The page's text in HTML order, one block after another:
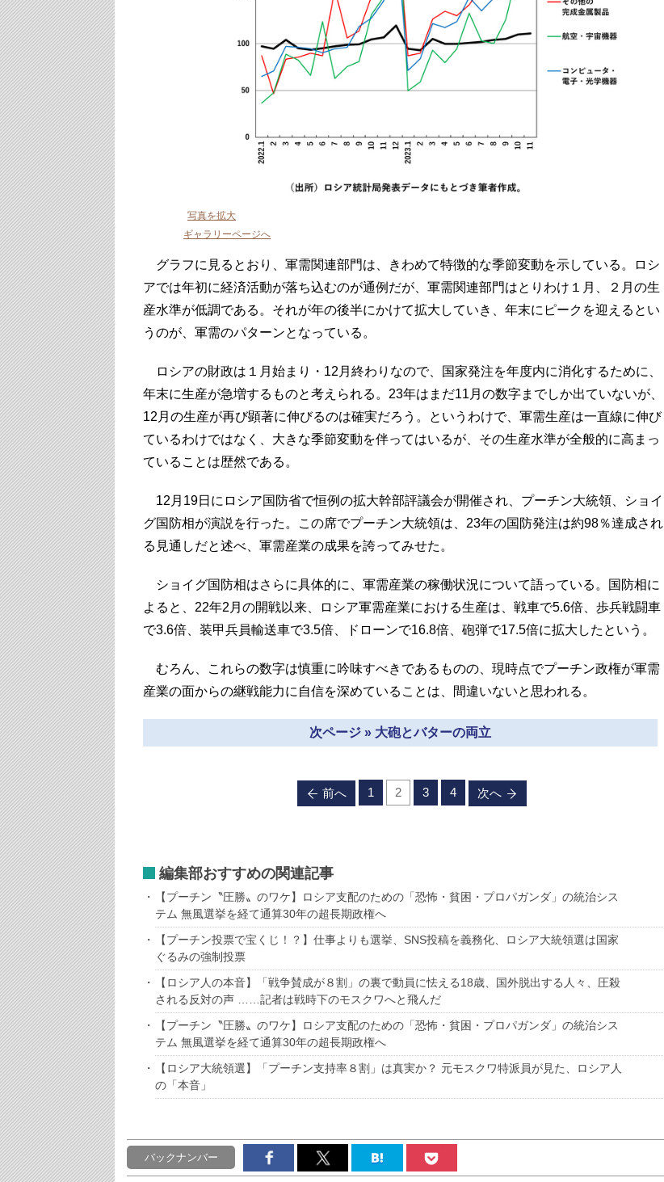
写真を拡大
ギャラリーページへ
グラフに見るとおり、軍需関連部門は、きわめて特徴的な季節変動を示している。ロシ
アでは年初に経済活動が落ち込むのが通例だが、軍需関連部門はとりわけ１月、２月の生
産水準が低調である。それが年の後半にかけて拡大していき、年末にピークを迎えるとい
うのが、軍需のパターンとなっている。
ロシアの財政は１月始まり・12月終わりなので、国家発注を年度内に消化するために、
年末に生産が急増するものと考えられる。23年はまだ11月の数字までしか出ていないが、
12月の生産が再び顕著に伸びるのは確実だろう。というわけで、軍需生産は一直線に伸び
ているわけではなく、大きな季節変動を伴ってはいるが、その生産水準が全般的に高まっ
ていることは歴然である。
12月19日にロシア国防省で恒例の拡大幹部評議会が開催され、プーチン大統領、ショイ
グ国防相が演説を行った。この席でプーチン大統領は、23年の国防発注は約98％達成され
る見通しだと述べ、軍需産業の成果を誇ってみせた。
ショイグ国防相はさらに具体的に、軍需産業の稼働状況について語っている。国防相に
よると、22年2月の開戦以来、ロシア軍需産業における生産は、戦車で5.6倍、歩兵戦闘車
で3.6倍、装甲兵員輸送車で3.5倍、ドローンで16.8倍、砲弾で17.5倍に拡大したという。
むろん、これらの数字は慎重に吟味すべきであるものの、現時点でプーチン政権が軍需
産業の面からの継戦能力に自信を深めていることは、間違いないと思われる。
次ページ » 大砲とバターの両立
前へ 1 2 3 4 次へ
編集部おすすめの関連記事
【プーチン〝圧勝〟のワケ】ロシア支配のための「恐怖・貧困・プロパガンダ」の統治シス
テム 無風選挙を経て通算30年の超長期政権へ
【プーチン投票で宝くじ！？】仕事よりも選挙、SNS投稿を義務化、ロシア大統領選は国家
ぐるみの強制投票
【ロシア人の本音】「戦争賛成が８割」の裏で動員に怯える18歳、国外脱出する人々、圧殺
される反対の声 ……記者は戦時下のモスクワへと飛んだ
【プーチン〝圧勝〟のワケ】ロシア支配のための「恐怖・貧困・プロパガンダ」の統治シス
テム 無風選挙を経て通算30年の超長期政権へ
【ロシア大統領選】「プーチン支持率８割」は真実か？ 元モスクワ特派員が見た、ロシア人
の「本音」
バックナンバー